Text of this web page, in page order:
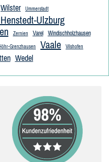
Wilster Ummerstadt
Ulzburg
Zernien Varel
Windischholzhausen
Grenzhausen Vaale Vilshofen
Wedel